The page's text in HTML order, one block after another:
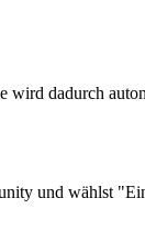
wird dadurch
und wählst